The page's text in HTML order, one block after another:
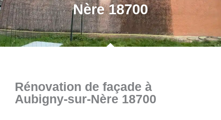
Nère 18700
Rénovation de façade à
Aubigny-sur-Nère 18700